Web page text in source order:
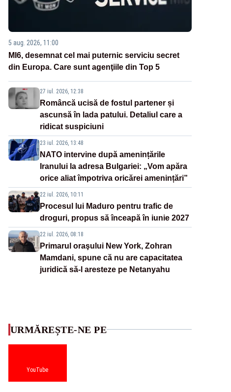
5 aug. 2026, 11:00
MI6, desemnat cel mai puternic serviciu secret
din Europa. Care sunt agenţiile din Top 5
27 iul. 2026, 12:38
Româncă ucisă de fostul partener și
ascunsă în lada patului. Detaliul care a
ridicat suspiciuni
23 iul. 2026, 13:48
NATO intervine după amenințările
Iranului la adresa Bulgariei: „Vom apăra
orice aliat împotriva oricărei amenințări”
22 iul. 2026, 10:11
Procesul lui Maduro pentru trafic de
droguri, propus să înceapă în iunie 2027
22 iul. 2026, 08:18
Primarul oraşului New York, Zohran
Mamdani, spune că nu are capacitatea
juridică să-l aresteze pe Netanyahu
URMĂREȘTE-NE PE
YouTube